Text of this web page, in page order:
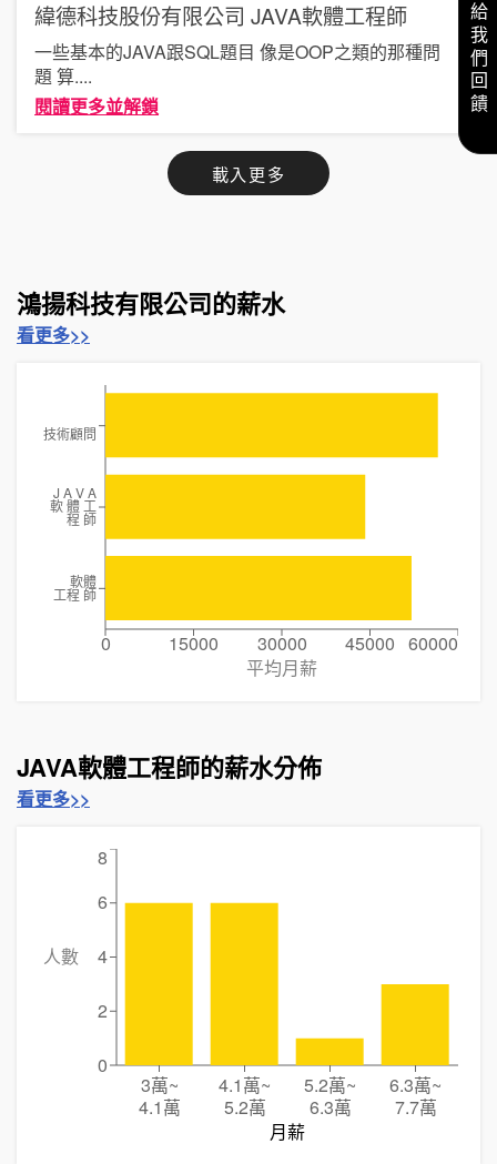
緯德科技股份有限公司 JAVA軟體工程師
一些基本的JAVA跟SQL題目 像是OOP之類的那種問
題 算....
閱讀更多並解鎖
載入更多
鴻揚科技有限公司的薪水
看更多>>
0 15000 30000 45000 60000
平均月薪
技術顧問
J A V A
軟 體 工
程 師
軟體
工程 師
JAVA軟體工程師的薪水分佈
看更多>>
3萬~
4.1萬
4.1萬~
5.2萬
5.2萬~
6.3萬
6.3萬~
7.7萬
月薪
0
2
4
6
8
人數
給我們回饋